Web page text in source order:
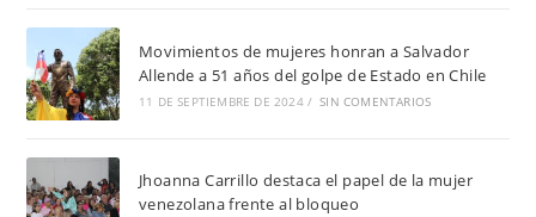
Movimientos de mujeres honran a Salvador
Allende a 51 años del golpe de Estado en Chile
11 DE SEPTIEMBRE DE 2024 / SIN COMENTARIOS
Jhoanna Carrillo destaca el papel de la mujer
venezolana frente al bloqueo